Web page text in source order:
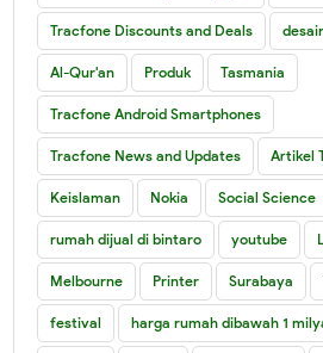
Tracfone Discounts and Deals
Al-Qur'an Produk Tasmania
Tracfone Android Smartphones
Tracfone News and Updates Artikel
Keislaman Nokia Social Science
rumah dijual di bintaro youtube
Melbourne Printer Surabaya
festival harga rumah dibawah 1